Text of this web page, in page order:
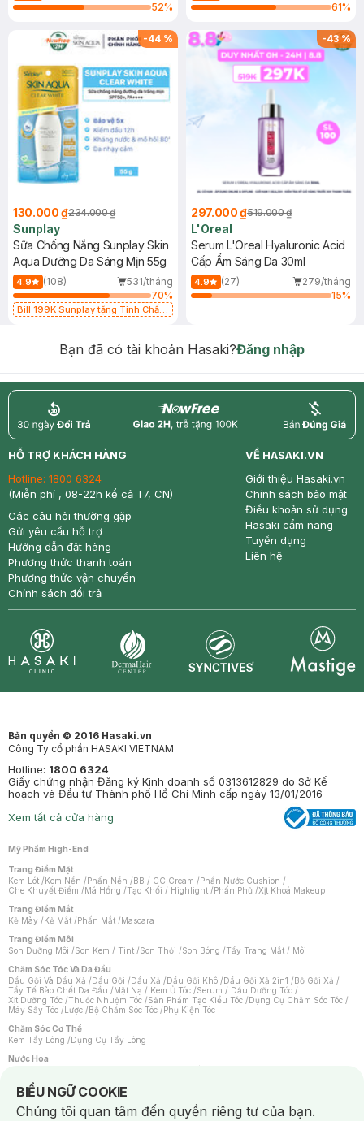
52%
61%
-44 %
130.000 ₫234.000 ₫
Sunplay
Sữa Chống Nắng Sunplay Skin
Aqua Dưỡng Da Sáng Mịn 55g
4.9 (108)
531/tháng
70%
Bill 199K Sunplay tặng Tinh Chất
-43%
297.000 ₫519.000 ₫
L'Oreal
Serum L'Oreal Hyaluronic Acid
Cấp Ẩm Sáng Da 30ml
4.9 (27)
279/tháng
15%
Bạn đã có tài khoản Hasaki?Đăng nhập
return nowfree price
HỖ TRỢ KHÁCH HÀNG
Hotline: 1800 6324
(Miễn phí , 08-22h kể cả T7, CN)
Các câu hỏi thường gặp
Gửi yêu cầu hỗ trợ
Hướng dẫn đặt hàng
Phương thức thanh toán
Phương thức vận chuyển
Chính sách đổi trả
VỀ HASAKI.VN
Giới thiệu Hasaki.vn
Chính sách bảo mật
Điều khoản sử dụng
Hasaki cẩm nang
Tuyển dụng
Liên hệ
Bản quyền © 2016 Hasaki.vn
Công Ty cổ phần HASAKI VIETNAM
Hotline: 1800 6324
Giấy chứng nhận Đăng ký Kinh doanh số 0313612829 do Sở Kế
hoạch và Đầu tư Thành phố Hồ Chí Minh cấp ngày 13/01/2016
Xem tất cả cửa hàng
Mỹ Phẩm High-End
Trang Điểm Mặt
Kem Lót /Kem Nền /Phấn Nền /BB / CC Cream /Phấn Nước Cushion /
Che Khuyết Điểm /Má Hồng /Tạo Khối / Highlight /Phấn Phủ /Xịt Khoá Makeup
Trang Điểm Mắt
Kẻ Mày /Kẻ Mắt /Phấn Mắt /Mascara
Trang Điểm Môi
Son Dưỡng Môi /Son Kem / Tint /Son Thỏi /Son Bóng /Tẩy Trang Mắt / Môi
Chăm Sóc Tóc Và Da Đầu
Dầu Gội Và Dầu Xả /Dầu Gội /Dầu Xả /Dầu Gội Khô /Dầu Gội Xả 2in1 /Bộ Gội Xả /
Tẩy Tế Bào Chết Da Đầu /Mặt Nạ / Kem Ủ Tóc /Serum / Dầu Dưỡng Tóc /
Xịt Dưỡng Tóc /Thuốc Nhuộm Tóc /Sản Phẩm Tạo Kiểu Tóc /Dụng Cụ Chăm Sóc Tóc /
Máy Sấy Tóc /Lược /Bộ Chăm Sóc Tóc /Phụ Kiện Tóc
Chăm Sóc Cơ Thể
Kem Tẩy Lông /Dụng Cụ Tẩy Lông
Nước Hoa
Nước Hoa Nữ
Chăm Sóc Cá Nhân
Chống Muỗi /Khẩu Trang /Máy Massage/Mặt Nạ Xông Hơi /Nước Rửa Tay/
BIỂU NGỮ COOKIE
Notice about cookies usage
Chúng tôi quan tâm đến quyền riêng tư của bạn.